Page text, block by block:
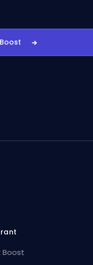
Boost